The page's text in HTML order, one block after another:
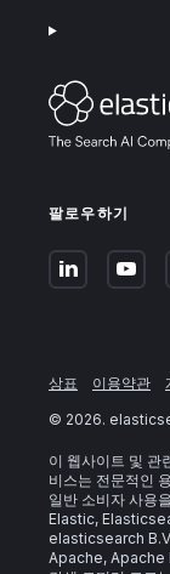
팔로우하기
상표 이용약관
© 2026.
이 웹사이트 및 관
비스는 전문적인
일반 소비자 사용
Elastic,
elasticsearch
Apache, Apache